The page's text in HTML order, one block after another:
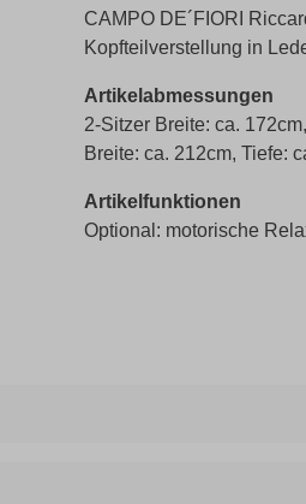
CAMPO DE´FIORI
Kopfteilverstellung in
Artikelabmessungen
2-Sitzer Breite: ca.
Breite: ca. 212cm, Tiefe:
Artikelfunktionen
Optional: motorische